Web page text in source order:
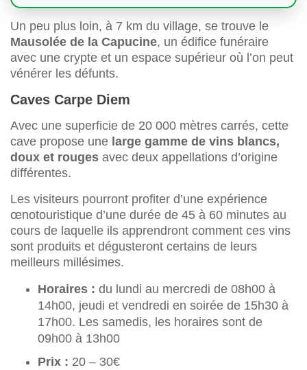
Un peu plus loin, à 7 km du village, se trouve le
Mausolée de la Capucine, un édifice funéraire
avec une crypte et un espace supérieur où l’on peut
vénérer les défunts.
Caves Carpe Diem
Avec une superficie de 20 000 mètres carrés, cette
cave propose une large gamme de vins blancs,
doux et rouges avec deux appellations d’origine
différentes.
Les visiteurs pourront profiter d’une expérience
œnotouristique d’une durée de 45 à 60 minutes au
cours de laquelle ils apprendront comment ces vins
sont produits et dégusteront certains de leurs
meilleurs millésimes.
Horaires : du lundi au mercredi de 08h00 à
14h00, jeudi et vendredi en soirée de 15h30 à
17h00. Les samedis, les horaires sont de
09h00 à 13h00
Prix : 20 – 30€